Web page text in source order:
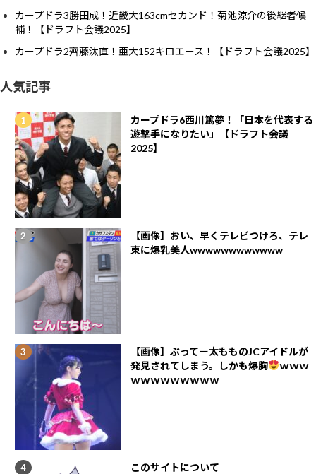
カープドラ3勝田成！近畿大163cmセカンド！菊池涼介の後継者候
補！【ドラフト会議2025】
カープドラ2齊藤汰直！亜大152キロエース！【ドラフト会議2025】
人気記事
カープドラ6西川篤夢！「日本を代表する
遊撃手になりたい」【ドラフト会議
2025】
【画像】おい、早くテレビつけろ、テレ
東に爆乳美人wwwwwwwwwwww
【画像】ぶってー太もものJCアイドルが
発見されてしまう。しかも爆胸
ｗｗｗ
ｗｗｗｗｗｗｗｗｗ
このサイトについて